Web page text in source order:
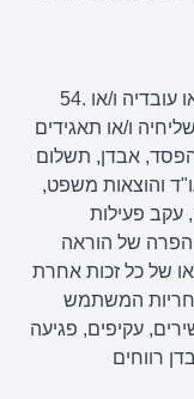
54. המשתמש מתחייב לשפות את החברה ו/או עובדיה ו/או
ו/או תאגידים
הפסד, אבדן, תשלום
והוצאות משפט,
עקב פעילות
של הוראה
של כל זכות אחרת
המשתמש
עקיפים, פגיעה